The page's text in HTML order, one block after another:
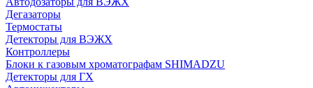
Дегазаторы
Термостаты
Детекторы для ВЭЖХ
Контроллеры
Блоки к газовым хроматографам SHIMADZU
Детекторы для ГХ